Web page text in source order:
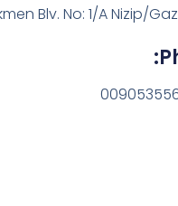
Blv. No: 1/A Nizip/